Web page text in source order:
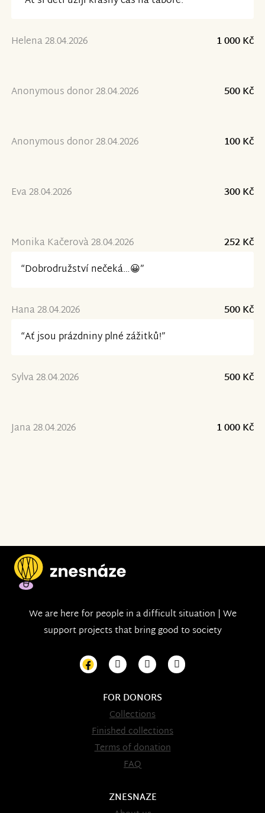
Helena 28.04.2026 1 000 Kč
Anonymous donor 28.04.2026 500 Kč
Anonymous donor 28.04.2026 100 Kč
Eva 28.04.2026 300 Kč
Monika Kačerovà 28.04.2026
252 Kč
“Dobrodružství nečeká…😀”
Hana 28.04.2026
500 Kč
“Ať jsou prázdniny plné zážitků!”
Sylva 28.04.2026 500 Kč
Jana 28.04.2026 1 000 Kč
We are here for people in a difficult situation | We
support projects that bring good to society
FOR DONORS
Collections
Finished collections
Terms of donation
FAQ
ZNESNAZE